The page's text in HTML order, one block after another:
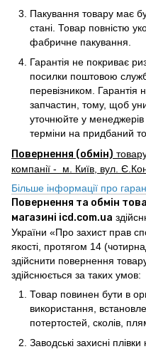
Пакування товару має
стані. Товар повністю
фабричне пакування.
Гарантія не покриває
посилки поштовою
перевізником.
запчастин, тому, щоб
уточнюйте у менеджерів
терміни на придбаний
Повернення (обмін)
компанії - м. Київ, вул.
Більше інформації про
Повернення та обмін
магазині icd.com.ua
України «Про захист прав
якості, протягом 14
здійснити повернення
здійснюється за таких умов:
Товар повинен бути в
використання,
потертостей, сколів,
Заводські захисні